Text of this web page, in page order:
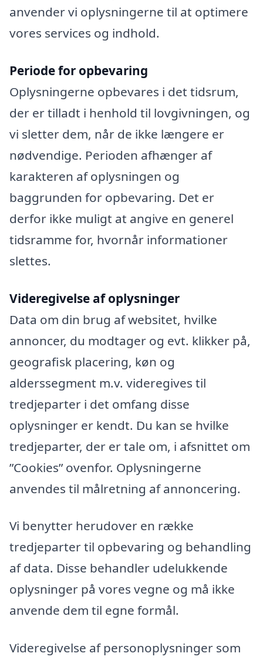
anvender vi oplysningerne til at optimere
vores services og indhold.
Periode for opbevaring
Oplysningerne opbevares i det tidsrum,
der er tilladt i henhold til lovgivningen, og
vi sletter dem, når de ikke længere er
nødvendige. Perioden afhænger af
karakteren af oplysningen og
baggrunden for opbevaring. Det er
derfor ikke muligt at angive en generel
tidsramme for, hvornår informationer
slettes.
Videregivelse af oplysninger
Data om din brug af websitet, hvilke
annoncer, du modtager og evt. klikker på,
geografisk placering, køn og
alderssegment m.v. videregives til
tredjeparter i det omfang disse
oplysninger er kendt. Du kan se hvilke
tredjeparter, der er tale om, i afsnittet om
”Cookies” ovenfor. Oplysningerne
anvendes til målretning af annoncering.
Vi benytter herudover en række
tredjeparter til opbevaring og behandling
af data. Disse behandler udelukkende
oplysninger på vores vegne og må ikke
anvende dem til egne formål.
Videregivelse af personoplysninger som